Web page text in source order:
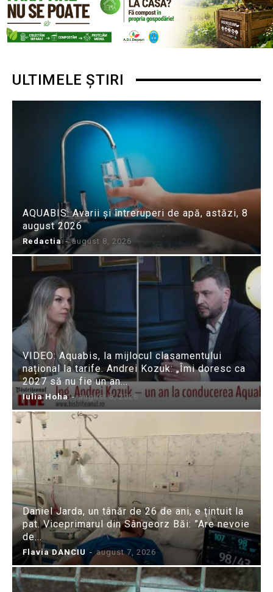
ULTIMELE ȘTIRI
AQUABIS: Avarii și întreruperi de apă, astăzi, 8
august 2026
Redactia - august 8, 2026
VIDEO: Aquabis, la mijlocul clasamentului
național la tarife. Andrei Kozuk: „Îmi doresc ca
2027 să nu fie un an...
Iulia Hoha - august 8, 2026
Daniel Jarda, un tânăr de 26 de ani, e țintuit la
pat. Viceprimarul din Sângeorz Băi: ”Are nevoie
de...
Flavia DANCIU - august 7, 2026